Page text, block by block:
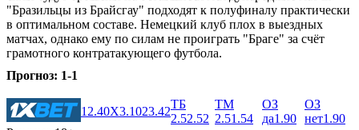
"Бразильцы из Брайсгау" подходят к полуфиналу практически
в оптимальном составе. Немецкий клуб плох в выездных
матчах, однако ему по силам не проиграть "Браге" за счёт
грамотного контратакующего футбола.
Прогноз: 1-1
1 2.40X3.1023.42
ТБ
2.52.52
ТМ
2.51.54
ОЗ
да1.90
ОЗ
нет1.90